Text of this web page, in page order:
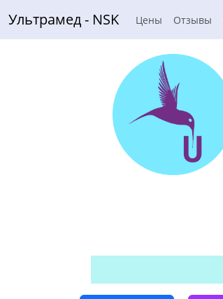
Ультрамед - NSK Цены Отзывы